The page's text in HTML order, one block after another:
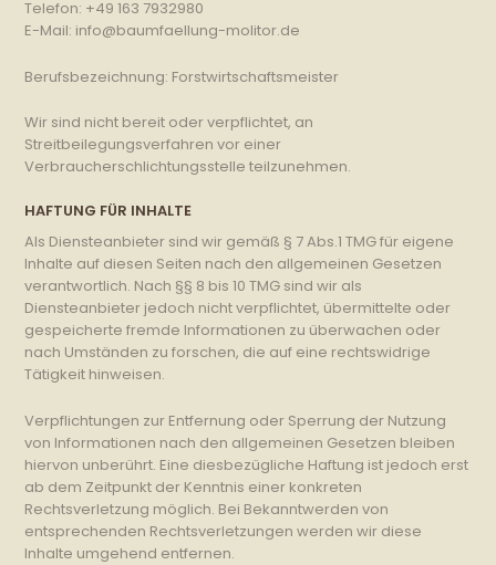
Telefon: +49 163 7932980
E-Mail: info@baumfaellung-molitor.de
Berufsbezeichnung: Forstwirtschaftsmeister
Wir sind nicht bereit oder verpflichtet, an
Streitbeilegungsverfahren vor einer
Verbraucherschlichtungsstelle teilzunehmen.
HAFTUNG FÜR INHALTE
Als Diensteanbieter sind wir gemäß § 7 Abs.1 TMG für eigene
Inhalte auf diesen Seiten nach den allgemeinen Gesetzen
verantwortlich. Nach §§ 8 bis 10 TMG sind wir als
Diensteanbieter jedoch nicht verpflichtet, übermittelte oder
gespeicherte fremde Informationen zu überwachen oder
nach Umständen zu forschen, die auf eine rechtswidrige
Tätigkeit hinweisen.
Verpflichtungen zur Entfernung oder Sperrung der Nutzung
von Informationen nach den allgemeinen Gesetzen bleiben
hiervon unberührt. Eine diesbezügliche Haftung ist jedoch erst
ab dem Zeitpunkt der Kenntnis einer konkreten
Rechtsverletzung möglich. Bei Bekanntwerden von
entsprechenden Rechtsverletzungen werden wir diese
Inhalte umgehend entfernen.